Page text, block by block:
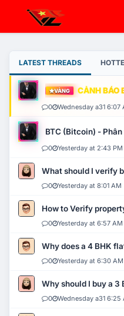
LATEST THREADS
VÀNG CẢNH BÁO
0 Wednesday a31 6:07
BTC (Bitcoin) -
0 Yesterday at 2:43 PM
What should I verify
0 Yesterday at 8:01 AM
How to Verify
0 Yesterday at 6:57 AM
Why does a 4 BHK
0 Yesterday at 6:30 AM
Why should I buy a 3
0 Wednesday a31 6:25